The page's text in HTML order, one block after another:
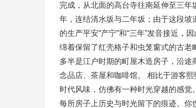
完成，从北面的高台寺往南延伸至三
年，连结清水坂与二年坂；由于这段
的生产平安“产宁”和“三年”发音接近，
绵着保留了红壳格子和虫笼窗式的古
多半是江户时期的町屋木造房子，沿
念品店、茶屋和咖啡馆。 相比于游客
时代风味，仿佛有一种时光穿越的感觉
每所房子上历史与时光留下的痕迹。你